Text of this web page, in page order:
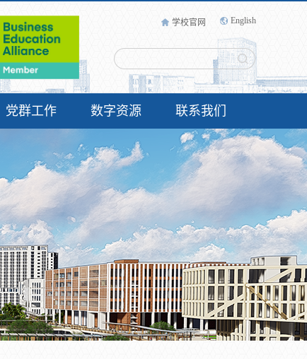
学校官网 English
党群工作 数字资源 联系我们